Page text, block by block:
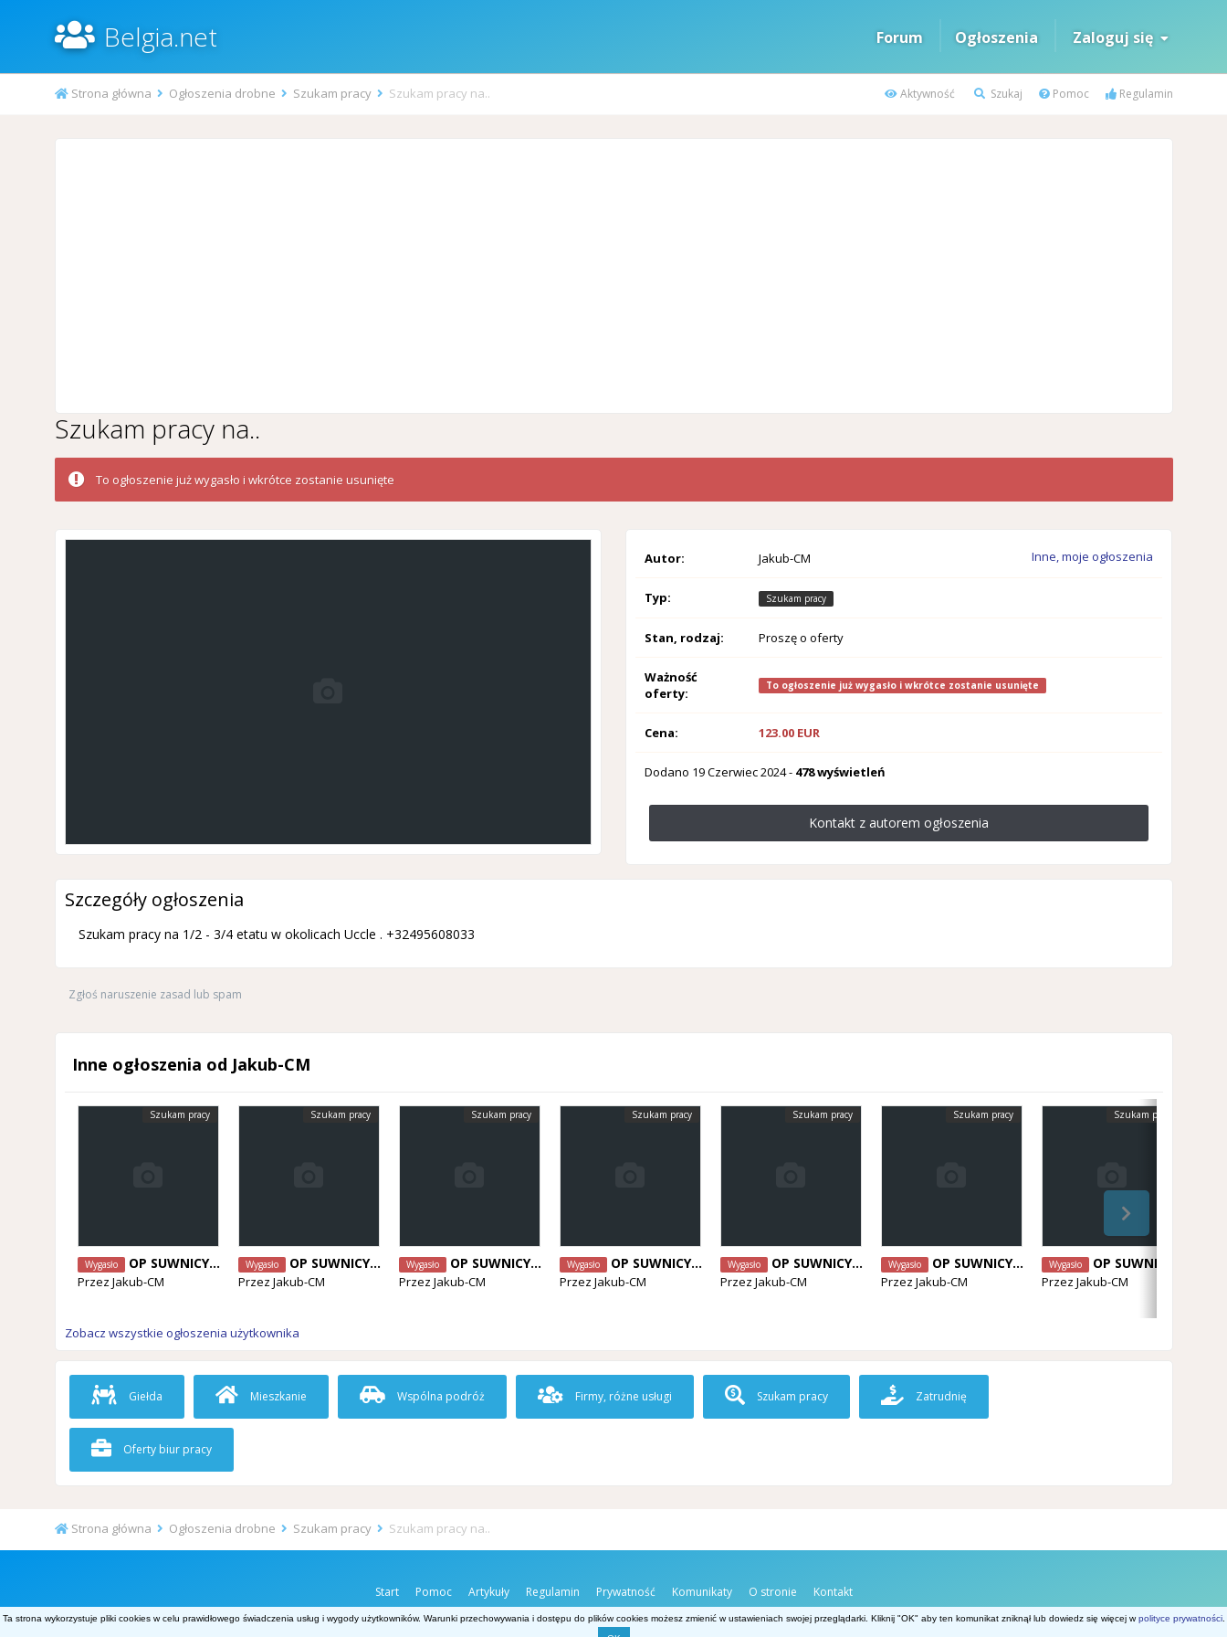
Belgia.net Forum Ogłoszenia Zaloguj się
Aktywność Szukaj Pomoc Regulamin
Strona główna Ogłoszenia drobne Szukam pracy Szukam pracy na..
Szukam pracy na..
To ogłoszenie już wygasło i wkrótce zostanie usunięte
Autor: Jakub-CM Inne, moje ogłoszenia
Typ: Szukam pracy
Stan, rodzaj: Proszę o oferty
Ważność
oferty:
To ogłoszenie już wygasło i wkrótce zostanie usunięte
Cena: 123.00 EUR
Dodano 19 Czerwiec 2024- 478 wyświetleń
Kontakt z autorem ogłoszenia
Szczegóły ogłoszenia
Szukam pracy na 1/2 - 3/4 etatu w okolicach Uccle . +32495608033
Zgłoś naruszenie zasad lub spam
Inne ogłoszenia od Jakub-CM
Szukam pracy
Wygasło OP SUWNICY / OP WOZKA
Przez Jakub-CM
Szukam pracy
Wygasło OP SUWNICY / OP WOZKA
Przez Jakub-CM
Szukam pracy
Wygasło OP SUWNICY / OP WOZKA
Przez Jakub-CM
Szukam pracy
Wygasło OP SUWNICY / OP WOZKA
Przez Jakub-CM
Szukam pracy
Wygasło OP SUWNICY / OP WOZKA
Przez Jakub-CM
Szukam pracy
Wygasło OP SUWNICY / OP WOZKA
Przez Jakub-CM
Szukam pracy
Wygasło OP SUWNICY / OP WOZKA
Przez Jakub-CM
Zobacz wszystkie ogłoszenia użytkownika
Giełda Mieszkanie Wspólna podróż Firmy, różne usługi Szukam pracy Zatrudnię
Oferty biur pracy
Strona główna Ogłoszenia drobne Szukam pracy Szukam pracy na..
Start Pomoc Artykuły Regulamin Prywatność Komunikaty O stronie
Kontakt
Belgia.net
Ta strona wykorzystuje pliki cookies w celu prawidłowego świadczenia usług i wygody użytkowników. Warunki przechowywania i dostępu do plików cookies możesz zmienić w ustawieniach swojej przeglądarki. Kliknij "OK" aby ten komunikat zniknął lub dowiedz się więcej wpolityce prywatności.